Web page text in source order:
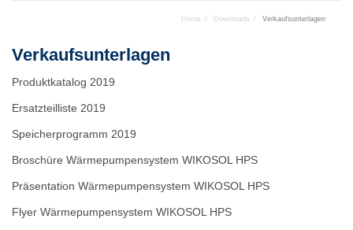
Home Downloads Verkaufsunterlagen
Verkaufsunterlagen
Produktkatalog 2019
Ersatzteilliste 2019
Speicherprogramm 2019
Broschüre Wärmepumpensystem WIKOSOL HPS
Präsentation Wärmepumpensystem WIKOSOL HPS
Flyer Wärmepumpensystem WIKOSOL HPS